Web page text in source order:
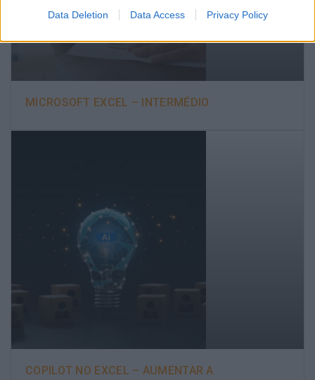
Data Deletion Data Access Privacy Policy
MICROSOFT EXCEL – INTERMÉDIO
COPILOT NO EXCEL – AUMENTAR A